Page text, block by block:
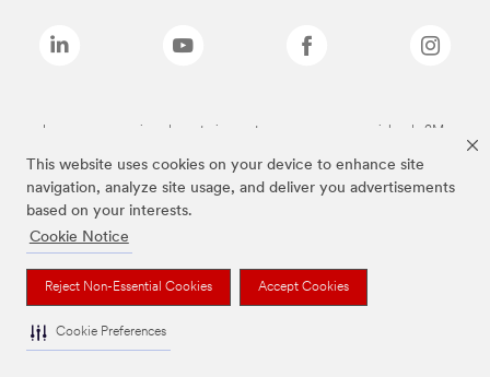
This website uses cookies on your device to enhance site
navigation, analyze site usage, and deliver you advertisements
based on your interests.
Cookie Notice
Reject Non-Essential Cookies Accept Cookies
Cookie Preferences
Las marcas mencionadas anteriormente son marcas comerciales de 3M.